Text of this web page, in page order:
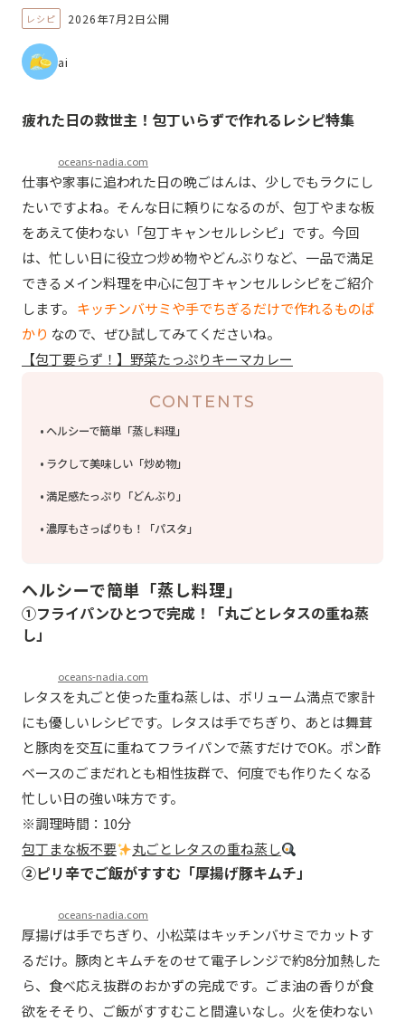
レシピ 2026年7月2日公開
ai
疲れた日の救世主！包丁いらずで作れるレシピ特集
oceans-nadia.com
仕事や家事に追われた日の晩ごはんは、少しでもラクにし
たいですよね。そんな日に頼りになるのが、包丁やまな板
をあえて使わない「包丁キャンセルレシピ」です。今回
は、忙しい日に役立つ炒め物やどんぶりなど、一品で満足
できるメイン料理を中心に包丁キャンセルレシピをご紹介
します。 キッチンバサミや手でちぎるだけで作れるものば
かり なので、ぜひ試してみてくださいね。
【包丁要らず！】野菜たっぷりキーマカレー
CONTENTS
ヘルシーで簡単「蒸し料理」
ラクして美味しい「炒め物」
満足感たっぷり「どんぶり」
濃厚もさっぱりも！「パスタ」
ヘルシーで簡単「蒸し料理」
①フライパンひとつで完成！「丸ごとレタスの重ね蒸
し」
oceans-nadia.com
レタスを丸ごと使った重ね蒸しは、ボリューム満点で家計
にも優しいレシピです。レタスは手でちぎり、あとは舞茸
と豚肉を交互に重ねてフライパンで蒸すだけでOK。ポン酢
ベースのごまだれとも相性抜群で、何度でも作りたくなる
忙しい日の強い味方です。
※調理時間：10分
包丁まな板不要
丸ごとレタスの重ね蒸し
②ピリ辛でご飯がすすむ「厚揚げ豚キムチ」
oceans-nadia.com
厚揚げは手でちぎり、小松菜はキッチンバサミでカットす
るだけ。豚肉とキムチをのせて電子レンジで約8分加熱した
ら、食べ応え抜群のおかずの完成です。ごま油の香りが食
欲をそそり、ご飯がすすむこと間違いなし。火を使わない